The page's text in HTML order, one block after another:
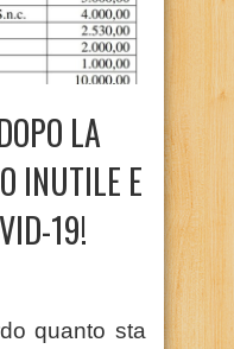
LA
INUTILE E
19!
quanto sta